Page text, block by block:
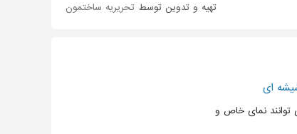
تهیه و تدوین توسط تحریریه ساختمون
ای
نمای خاص و